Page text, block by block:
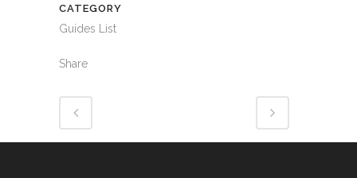
CATEGORY
Guides List
Share